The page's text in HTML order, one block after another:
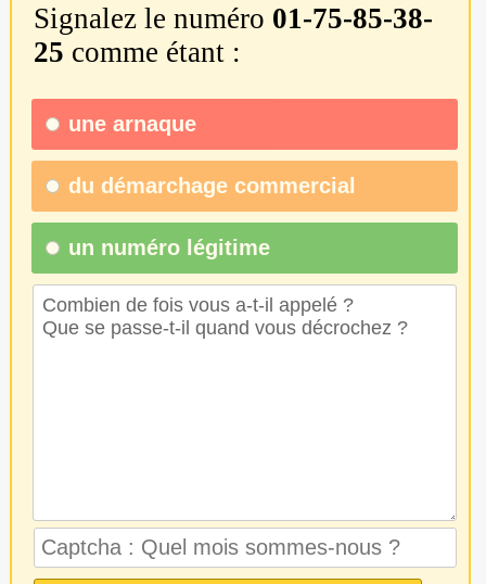
Signalez le numéro 01-75-85-38-
25 comme étant :
une arnaque
du démarchage commercial
un numéro légitime